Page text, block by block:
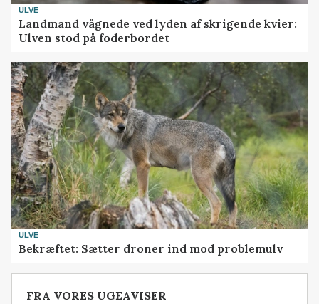
ULVE
Landmand vågnede ved lyden af skrigende kvier:
Ulven stod på foderbordet
ULVE
Bekræftet: Sætter droner ind mod problemulv
FRA VORES UGEAVISER